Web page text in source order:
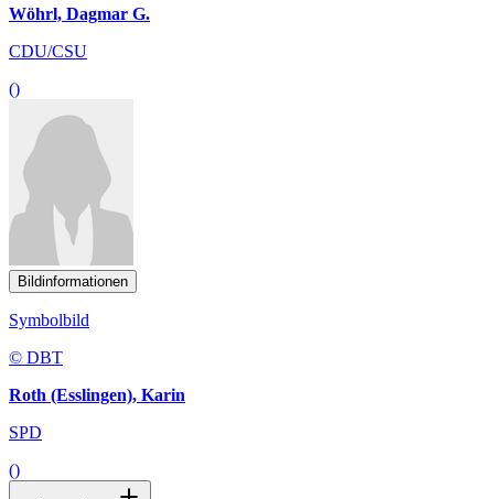
Wöhrl, Dagmar G.
CDU/CSU
()
Bildinformationen
Symbolbild
© DBT
Roth (Esslingen), Karin
SPD
()